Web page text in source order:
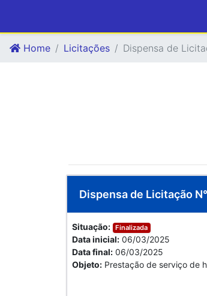
Home Licitações Dispensa de
Dispensa de Licitação
Situação: Finalizada
Data inicial: 06/03/2025
Data final: 06/03/2025
Objeto: Prestação de serviço de